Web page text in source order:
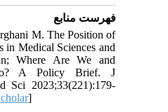
فهرست منابع
M. The Position of
in Medical Sciences and
Where Are We and
A Policy Brief. J
Sci 2023;33(221):179-